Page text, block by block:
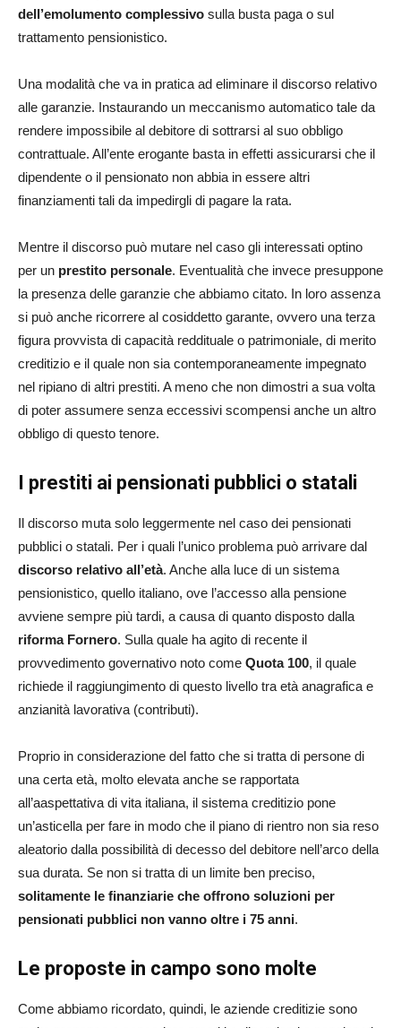
dell’emolumento complessivo sulla busta paga o sul
trattamento pensionistico.
Una modalità che va in pratica ad eliminare il discorso relativo
alle garanzie. Instaurando un meccanismo automatico tale da
rendere impossibile al debitore di sottrarsi al suo obbligo
contrattuale. All’ente erogante basta in effetti assicurarsi che il
dipendente o il pensionato non abbia in essere altri
finanziamenti tali da impedirgli di pagare la rata.
Mentre il discorso può mutare nel caso gli interessati optino
per un prestito personale. Eventualità che invece presuppone
la presenza delle garanzie che abbiamo citato. In loro assenza
si può anche ricorrere al cosiddetto garante, ovvero una terza
figura provvista di capacità reddituale o patrimoniale, di merito
creditizio e il quale non sia contemporaneamente impegnato
nel ripiano di altri prestiti. A meno che non dimostri a sua volta
di poter assumere senza eccessivi scompensi anche un altro
obbligo di questo tenore.
I prestiti ai pensionati pubblici o statali
Il discorso muta solo leggermente nel caso dei pensionati
pubblici o statali. Per i quali l’unico problema può arrivare dal
discorso relativo all’età. Anche alla luce di un sistema
pensionistico, quello italiano, ove l’accesso alla pensione
avviene sempre più tardi, a causa di quanto disposto dalla
riforma Fornero. Sulla quale ha agito di recente il
provvedimento governativo noto come Quota 100, il quale
richiede il raggiungimento di questo livello tra età anagrafica e
anzianità lavorativa (contributi).
Proprio in considerazione del fatto che si tratta di persone di
una certa età, molto elevata anche se rapportata
all’aaspettativa di vita italiana, il sistema creditizio pone
un’asticella per fare in modo che il piano di rientro non sia reso
aleatorio dalla possibilità di decesso del debitore nell’arco della
sua durata. Se non si tratta di un limite ben preciso,
solitamente le finanziarie che offrono soluzioni per
pensionati pubblici non vanno oltre i 75 anni.
Le proposte in campo sono molte
Come abbiamo ricordato, quindi, le aziende creditizie sono